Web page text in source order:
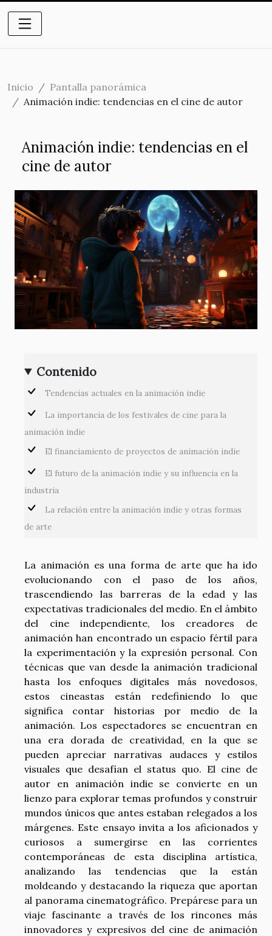
Inicio
Pantalla panorámica
Animación indie: tendencias en el cine de autor
Animación indie: tendencias en el
cine de autor
Contenido
Tendencias actuales en la animación indie
La importancia de los festivales de cine para la
animación indie
El financiamiento de proyectos de animación indie
El futuro de la animación indie y su influencia en la
industria
La relación entre la animación indie y otras formas
de arte
La animación es una forma de arte que ha ido
evolucionando con el paso de los años,
trascendiendo las barreras de la edad y las
expectativas tradicionales del medio. En el ámbito
del cine independiente, los creadores de
animación han encontrado un espacio fértil para
la experimentación y la expresión personal. Con
técnicas que van desde la animación tradicional
hasta los enfoques digitales más novedosos,
estos cineastas están redefiniendo lo que
significa contar historias por medio de la
animación. Los espectadores se encuentran en
una era dorada de creatividad, en la que se
pueden apreciar narrativas audaces y estilos
visuales que desafían el status quo. El cine de
autor en animación indie se convierte en un
lienzo para explorar temas profundos y construir
mundos únicos que antes estaban relegados a los
márgenes. Este ensayo invita a los aficionados y
curiosos a sumergirse en las corrientes
contemporáneas de esta disciplina artística,
analizando las tendencias que la están
moldeando y destacando la riqueza que aportan
al panorama cinematográfico. Prepárese para un
viaje fascinante a través de los rincones más
innovadores y expresivos del cine de animación